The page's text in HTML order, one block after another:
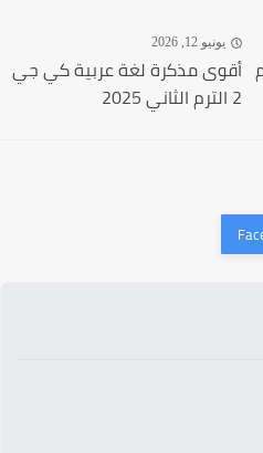
يونيو 12, 2026
أقوى مذكرة لغة عربية كي جي